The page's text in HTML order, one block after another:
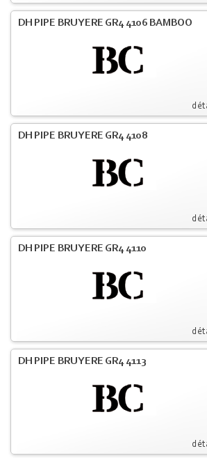
DH PIPE BRUYERE GR4 4106 BAMBOO
DH PIPE BRUYERE GR4 4108
DH PIPE BRUYERE GR4 4110
DH PIPE BRUYERE GR4 4113